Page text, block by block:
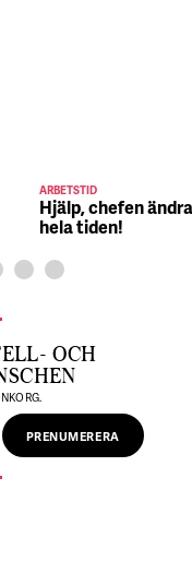
ARBETSTID
Hjälp, chefen
hela tiden!
OCH